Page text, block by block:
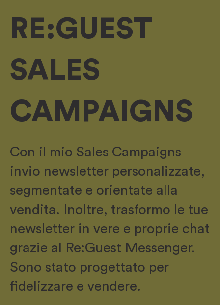
RE:GUEST
SALES
CAMPAIGNS
Con il mio Sales Campaigns
invio newsletter personalizzate,
segmentate e orientate alla
vendita. Inoltre, trasformo le tue
newsletter in vere e proprie chat
grazie al Re:Guest Messenger.
Sono stato progettato per
fidelizzare e vendere.